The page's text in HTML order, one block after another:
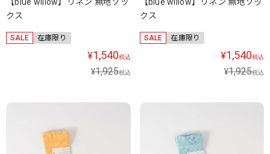
【blue willow】リネン 無地ソッ
クス
SALE 在庫限り
¥1,540税込
¥1,925税込
【blue willow】リネン 無地ソッ
クス
SALE 在庫限り
¥1,540税込
¥1,925税込